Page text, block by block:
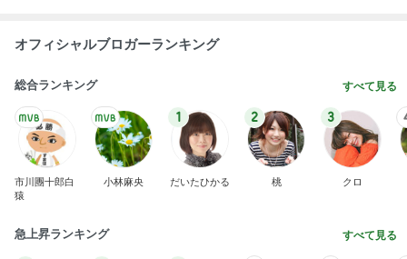
オフィシャルブロガーランキング
総合ランキング すべて見る
市川團十郎白
猿
小林麻央
1
だいたひかる
2
桃
3
クロ
急上昇ランキング すべて見る